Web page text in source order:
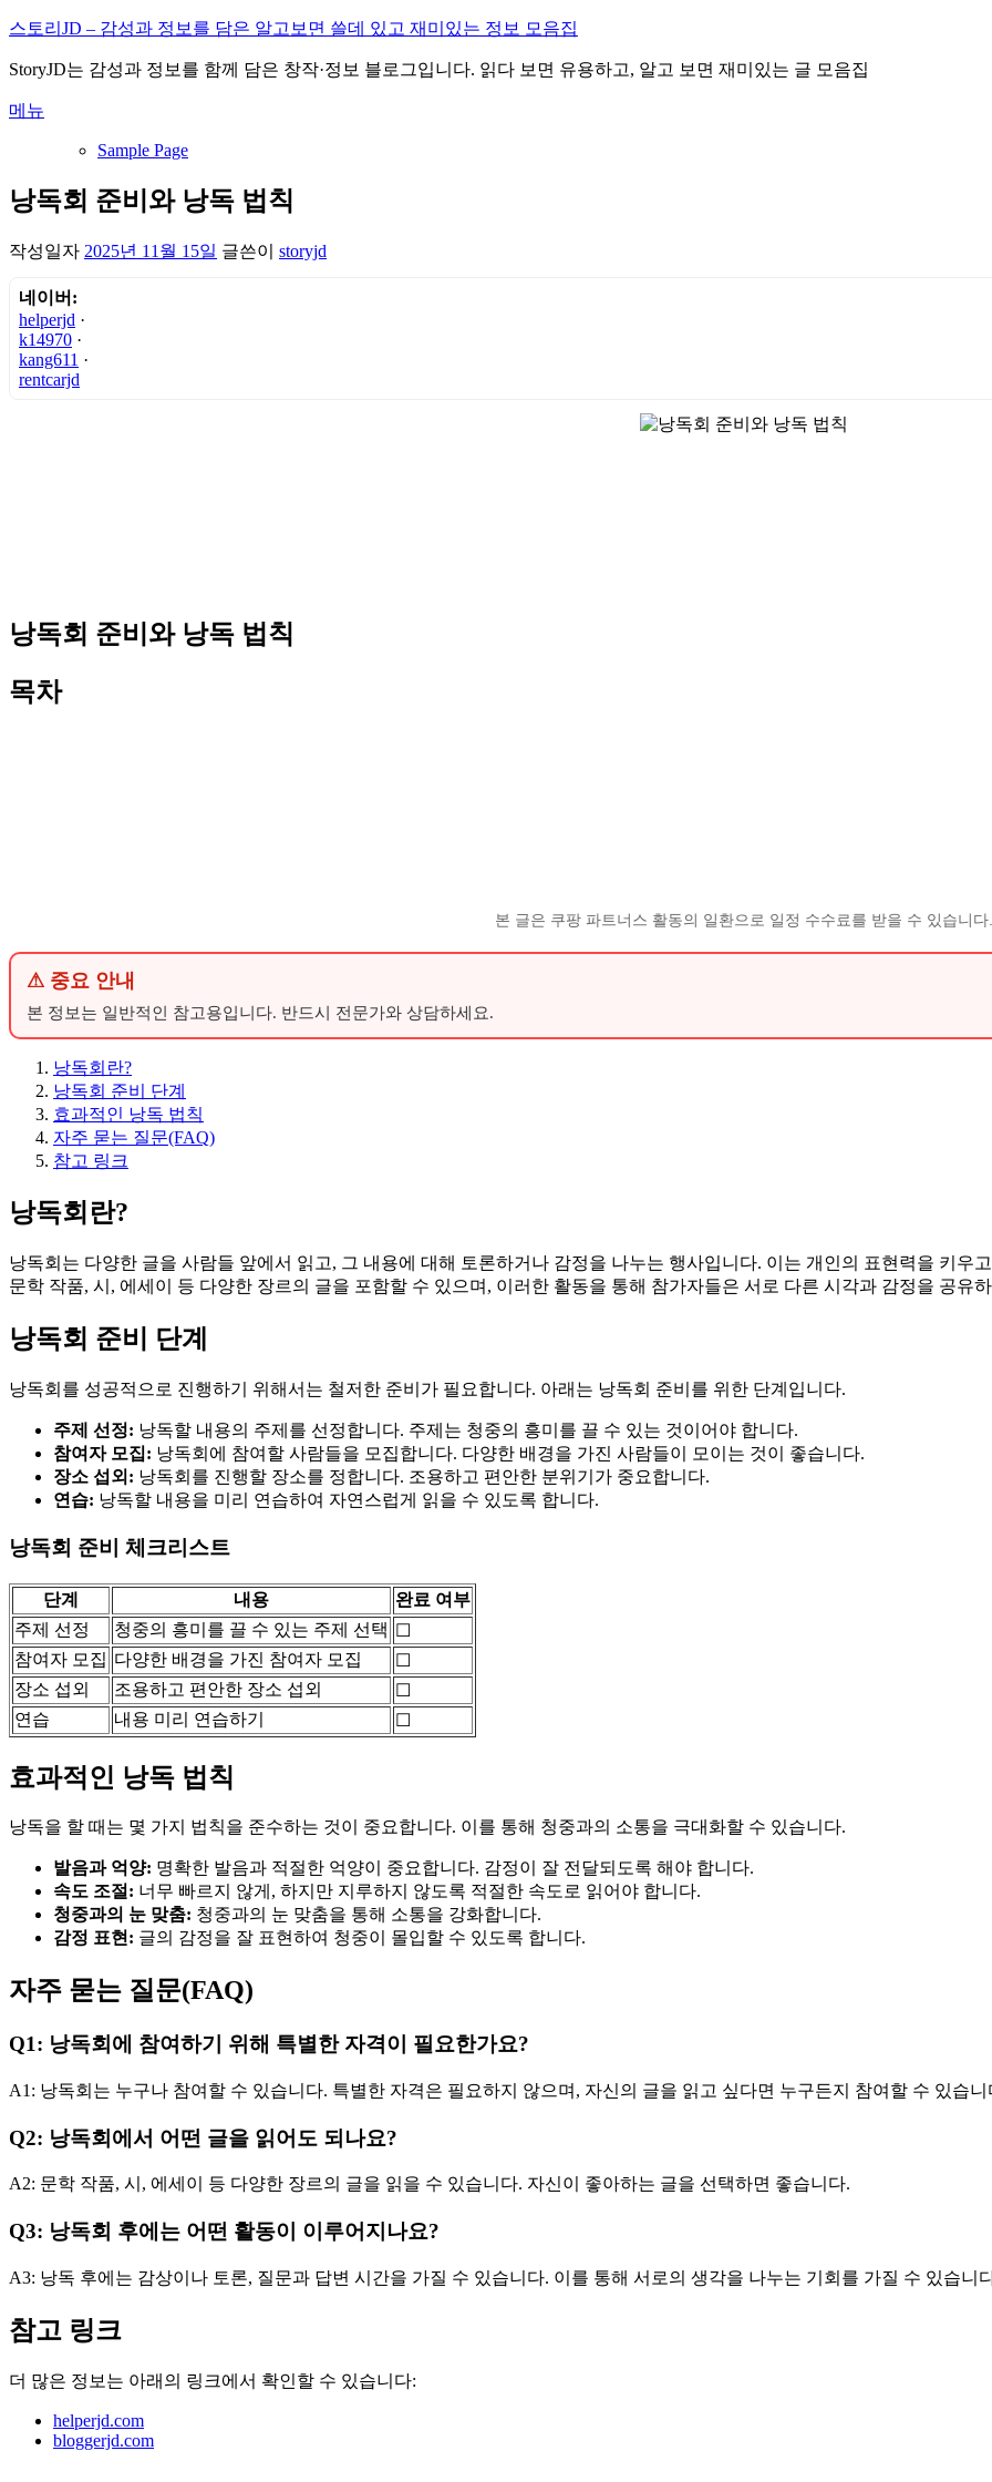
내
으
바
기
스토리JD – 감성과 정보를 담은 알고보면 쓸데 있고 재미있는 정보 모음집
StoryJD는 감성과 정보를 함께 담은 창작·정보 블로그입니다. 읽다 보면 유용하고, 알고 보면 재미있는 글 모음집
메뉴
Sample Page
낭독회 준비와 낭독 법칙
작성일자 2025년 11월 15일 글쓴이 storyjd
네이버:
helperjd ·
k14970 ·
kang611 ·
rentcarjd
낭독회 준비와 낭독 법칙
목차
본 글은 쿠팡 파트너스 활동의 일환으로 일정 수수료를 받을 수 있습니다.
⚠ 중요 안내
본 정보는 일반적인 참고용입니다. 반드시 전문가와 상담하세요.
낭독회란?
낭독회 준비 단계
효과적인 낭독 법칙
자주 묻는 질문(FAQ)
참고 링크
낭독회란?
낭독회는 다양한 글을 사람들 앞에서 읽고, 그 내용에 대해 토론하거나 감정을 나누는 행사입니다. 이는 개인의 표현력을 키우
문학 작품, 시, 에세이 등 다양한 장르의 글을 포함할 수 있으며, 이러한 활동을 통해 참가자들은 서로 다른 시각과 감정을 공유
낭독회 준비 단계
낭독회를 성공적으로 진행하기 위해서는 철저한 준비가 필요합니다. 아래는 낭독회 준비를 위한 단계입니다.
주제 선정: 낭독할 내용의 주제를 선정합니다. 주제는 청중의 흥미를 끌 수 있는 것이어야 합니다.
참여자 모집: 낭독회에 참여할 사람들을 모집합니다. 다양한 배경을 가진 사람들이 모이는 것이 좋습니다.
장소 섭외: 낭독회를 진행할 장소를 정합니다. 조용하고 편안한 분위기가 중요합니다.
연습: 낭독할 내용을 미리 연습하여 자연스럽게 읽을 수 있도록 합니다.
낭독회 준비 체크리스트
단계 내용
완료 여부
주제 선정
청중의 흥미를 끌 수 있는 주제 선택 ☐
참여자 모집 다양한 배경을 가진 참여자 모집
☐
장소 섭외
조용하고 편안한 장소 섭외
☐
연습
내용 미리 연습하기 ☐
효과적인 낭독 법칙
낭독을 할 때는 몇 가지 법칙을 준수하는 것이 중요합니다. 이를 통해 청중과의 소통을 극대화할 수 있습니다.
발음과 억양: 명확한 발음과 적절한 억양이 중요합니다. 감정이 잘 전달되도록 해야 합니다.
속도 조절: 너무 빠르지 않게, 하지만 지루하지 않도록 적절한 속도로 읽어야 합니다.
청중과의 눈 맞춤: 청중과의 눈 맞춤을 통해 소통을 강화합니다.
감정 표현: 글의 감정을 잘 표현하여 청중이 몰입할 수 있도록 합니다.
자주 묻는 질문(FAQ)
Q1: 낭독회에 참여하기 위해 특별한 자격이 필요한가요?
A1: 낭독회는 누구나 참여할 수 있습니다. 특별한 자격은 필요하지 않으며, 자신의 글을 읽고 싶다면 누구든지 참여할 수 있습니
Q2: 낭독회에서 어떤 글을 읽어도 되나요?
A2: 문학 작품, 시, 에세이 등 다양한 장르의 글을 읽을 수 있습니다. 자신이 좋아하는 글을 선택하면 좋습니다.
Q3: 낭독회 후에는 어떤 활동이 이루어지나요?
A3: 낭독 후에는 감상이나 토론, 질문과 답변 시간을 가질 수 있습니다. 이를 통해 서로의 생각을 나누는 기회를 가질 수 있습니
참고 링크
더 많은 정보는 아래의 링크에서 확인할 수 있습니다:
helperjd.com
bloggerjd.com